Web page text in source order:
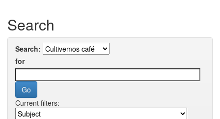
Search
Search:
for
Current filters: